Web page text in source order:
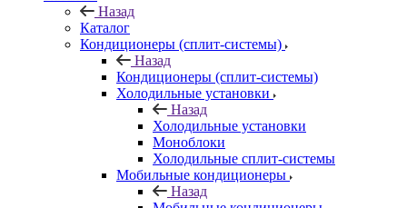
Назад
Каталог
Кондиционеры (сплит-системы)
Назад
Кондиционеры (сплит-системы)
Холодильные установки
Назад
Холодильные установки
Моноблоки
Холодильные сплит-системы
Мобильные кондиционеры
Назад